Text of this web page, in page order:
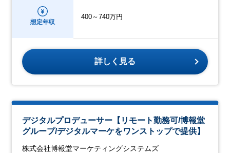
想定年収
400～740万円
詳しく見る
デジタルプロデューサー【リモート勤務可/博報堂
グループ/デジタルマーケをワンストップで提供】
株式会社博報堂マーケティングシステムズ